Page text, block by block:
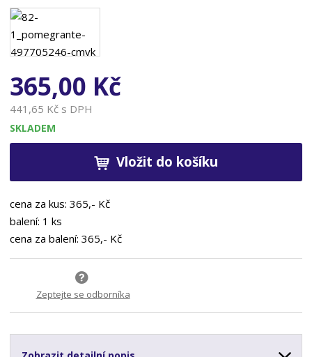
365,00 Kč
441,65 Kč s DPH
SKLADEM
Vložit do košíku
cena za kus: 365,- Kč
balení: 1 ks
cena za balení: 365,- Kč
Zeptejte se odborníka